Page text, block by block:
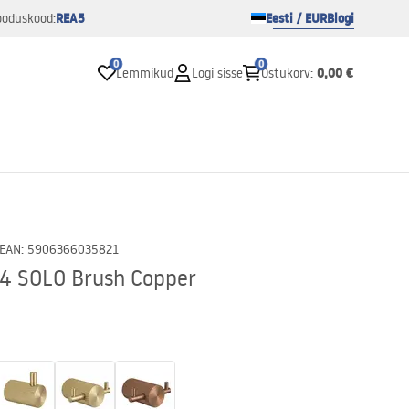
REA5 Eesti / EURBlogi
0
Lemmikud Logi sisse
0
Ostukorv: 0,00 €
EAN: 5906366035821
Brush Copper